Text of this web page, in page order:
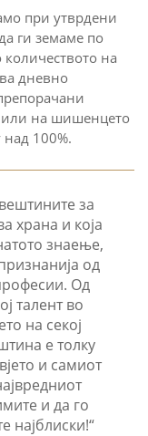
при утврдени
ги земаме по
на
дневно
или на шишенцето
100%.
за
храна и која
знаење,
од
Од
талент во
на секој
е толку
и самиот
и да го
најблиски!“